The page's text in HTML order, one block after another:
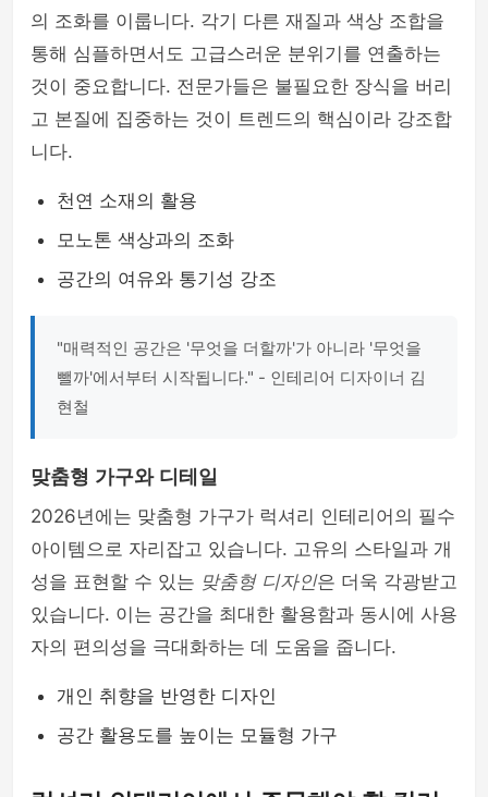
의 조화를 이룹니다. 각기 다른 재질과 색상 조합을
통해 심플하면서도 고급스러운 분위기를 연출하는
것이 중요합니다. 전문가들은 불필요한 장식을 버리
고 본질에 집중하는 것이 트렌드의 핵심이라 강조합
니다.
천연 소재의 활용
모노톤 색상과의 조화
공간의 여유와 통기성 강조
"매력적인 공간은 '무엇을 더할까'가 아니라 '무엇을
뺄까'에서부터 시작됩니다." - 인테리어 디자이너 김
현철
맞춤형 가구와 디테일
2026년에는 맞춤형 가구가 럭셔리 인테리어의 필수
아이템으로 자리잡고 있습니다. 고유의 스타일과 개
성을 표현할 수 있는 맞춤형 디자인은 더욱 각광받고
있습니다. 이는 공간을 최대한 활용함과 동시에 사용
자의 편의성을 극대화하는 데 도움을 줍니다.
개인 취향을 반영한 디자인
공간 활용도를 높이는 모듈형 가구